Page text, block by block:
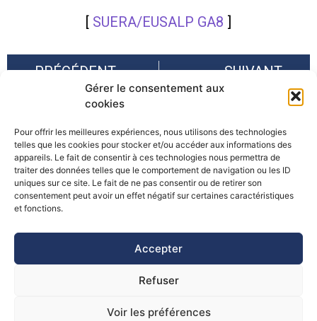
Gérer le consentement aux
cookies
Pour offrir les meilleures expériences, nous utilisons des technologies
telles que les cookies pour stocker et/ou accéder aux informations des
appareils. Le fait de consentir à ces technologies nous permettra de
traiter des données telles que le comportement de navigation ou les ID
uniques sur ce site. Le fait de ne pas consentir ou de retirer son
consentement peut avoir un effet négatif sur certaines caractéristiques
et fonctions.
Accepter
Refuser
Voir les préférences
[ SUERA/EUSALP GA8 ]
PRÉCÉDENT
Article sur les territoires alpins de gestion intégrée des risques naturels (TAGIRN) et les projets de recherche « Science-Décision-Action » associés – Revue Risques Infos
SUIVANT
©Pôle Alpin d’études et de recherche pour la prévention des